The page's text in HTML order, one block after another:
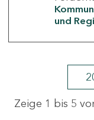
und
Zeige 1 bis 5